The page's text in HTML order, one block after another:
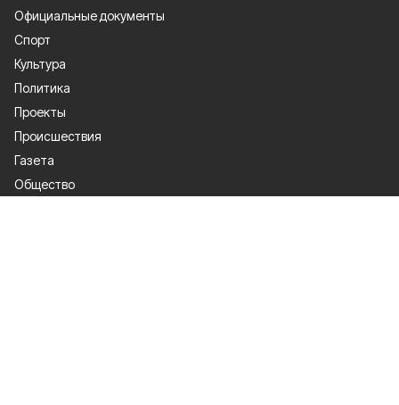
Официальные документы
Спорт
Культура
Политика
Проекты
Происшествия
Газета
Общество